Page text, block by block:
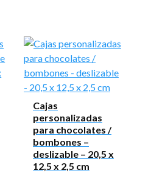
Cajas
personalizadas
para chocolates /
bombones –
deslizable – 20,5 x
12,5 x 2,5 cm